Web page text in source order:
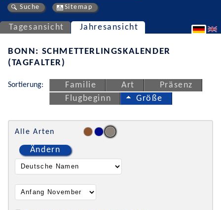
Suche Sitemap
Tagesansicht Jahresansicht
BONN: SCHMETTERLINGSKALENDER
(TAGFALTER)
Sortierung: Familie Art
Präsenz
Flugbeginn
Größe
Alle Arten
Ändern